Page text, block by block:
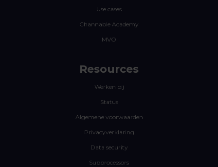
Use cases
Channable Academy
MVO
Resources
Werken bij
Status
Algemene voorwaarden
Privacyverklaring
Data security
Subprocessors